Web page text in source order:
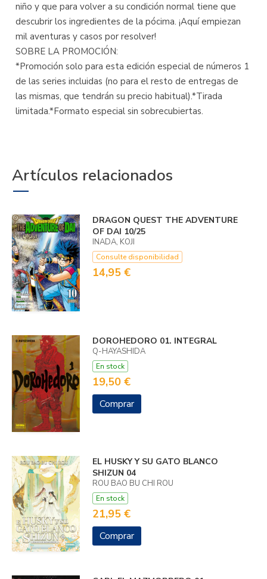
niño y que para volver a su condición normal tiene que
descubrir los ingredientes de la pócima. ¡Aquí empiezan
mil aventuras y casos por resolver!
SOBRE LA PROMOCIÓN:
*Promoción solo para esta edición especial de números 1
de las series incluidas (no para el resto de entregas de
las mismas, que tendrán su precio habitual).*Tirada
limitada.*Formato especial sin sobrecubiertas.
Artículos relacionados
DRAGON QUEST THE ADVENTURE
OF DAI 10/25
INADA, KOJI
Consulte disponibilidad
14,95 €
DOROHEDORO 01. INTEGRAL
Q-HAYASHIDA
En stock
19,50 €
Comprar
EL HUSKY Y SU GATO BLANCO
SHIZUN 04
ROU BAO BU CHI ROU
En stock
21,95 €
Comprar